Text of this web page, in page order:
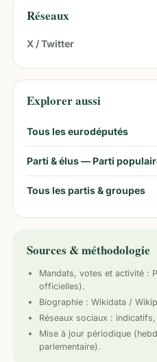
Réseaux
X / Twitter
Explorer aussi
Tous les eurodéputés
Parti & élus — Parti
Tous les partis & groupes
Sources & méthodologie
Mandats, votes et activité :
officielles).
Biographie : Wikidata /
Réseaux sociaux :
Mise à jour périodique
parlementaire).